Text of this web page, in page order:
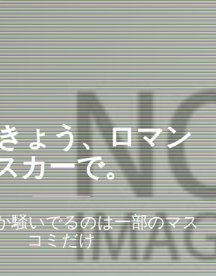
ょう、ロマン
カーで。
騒いでるのは一部のマス
コミだけ